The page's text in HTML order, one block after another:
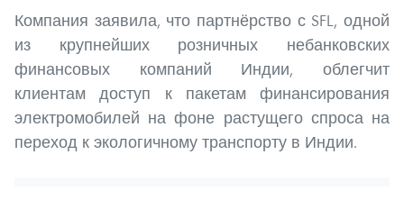
Компания заявила, что партнёрство с SFL, одной
из крупнейших розничных небанковских
финансовых компаний Индии, облегчит
клиентам доступ к пакетам финансирования
электромобилей на фоне растущего спроса на
переход к экологичному транспорту в Индии.